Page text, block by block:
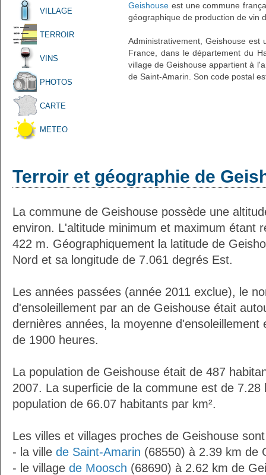
VILLAGE
TERROIR
VINS
PHOTOS
CARTE
METEO
Geishouse est une commune
géographique de production de vin
Administrativement, Geishouse
France, dans le département du
village de Geishouse appartient à
de Saint-Amarin. Son code postal
Terroir et géographie de
La commune de Geishouse possède une
environ. L'altitude minimum et maximum étant
422 m. Géographiquement la latitude de
Nord et sa longitude de 7.061 degrés Est.
Les années passées (année 2011 exclue), le
d'ensoleillement par an de Geishouse était
dernières années, la moyenne d'ensoleillement
de 1900 heures.
La population de Geishouse était de 487
2007. La superficie de la commune est de 7.28
population de 66.07 habitants par km².
Les villes et villages proches de Geishouse
- la ville de Saint-Amarin (68550) à 2.39 km de
- le village de Moosch (68690) à 2.62 km de